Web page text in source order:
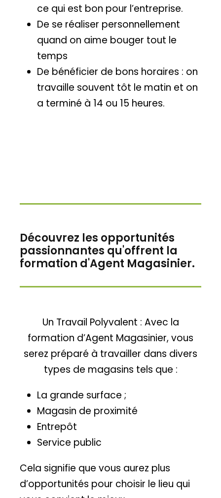
ce qui est bon pour l’entreprise.
De se réaliser personnellement
quand on aime bouger tout le
temps
De bénéficier de bons horaires : on
travaille souvent tôt le matin et on
a terminé à 14 ou 15 heures.
Découvrez les opportunités
passionnantes qu'offrent la
formation d'Agent Magasinier.
Un Travail Polyvalent : Avec la
formation d’Agent Magasinier, vous
serez préparé à travailler dans divers
types de magasins tels que :
La grande surface ;
Magasin de proximité
Entrepôt
Service public
Cela signifie que vous aurez plus
d’opportunités pour choisir le lieu qui